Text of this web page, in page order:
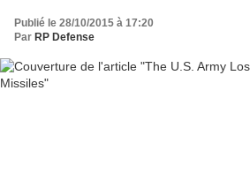
Publié le 28/10/2015 à 17:20
Par RP Defense